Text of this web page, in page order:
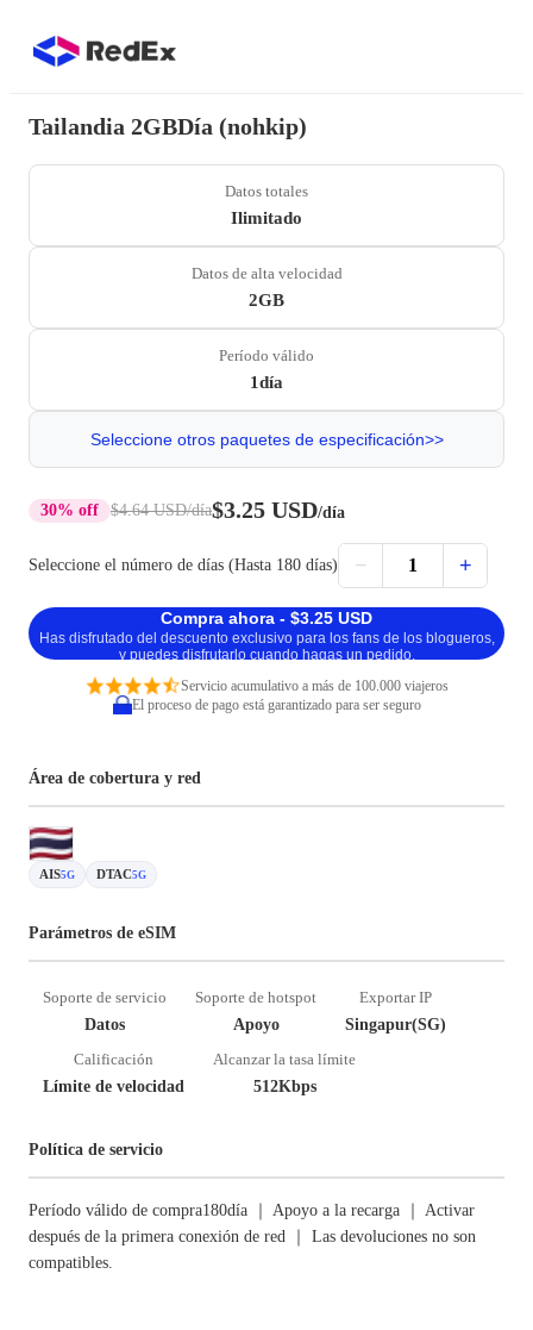
Tailandia 2GBDía (nohkip)
Datos totales
Ilimitado
Datos de alta velocidad
2GB
Período válido
1día
Seleccione otros paquetes de especificación>>
30% off $4.64 USD/día$3.25 USD/día
Seleccione el número de días (Hasta 180 días) − 1 +
Compra ahora - $3.25 USD
Has disfrutado del descuento exclusivo para los fans de los blogueros,
y puedes disfrutarlo cuando hagas un pedido.
Servicio acumulativo a más de 100.000 viajeros
El proceso de pago está garantizado para ser seguro
Área de cobertura y red
AIS5G DTAC5G
Parámetros de eSIM
Soporte de servicio
Datos
Soporte de hotspot
Apoyo
Exportar IP
Singapur(SG)
Calificación
Límite de velocidad
Alcanzar la tasa límite
512Kbps
Política de servicio
Período válido de compra180día ｜ Apoyo a la recarga ｜ Activar
después de la primera conexión de red ｜ Las devoluciones no son
compatibles.